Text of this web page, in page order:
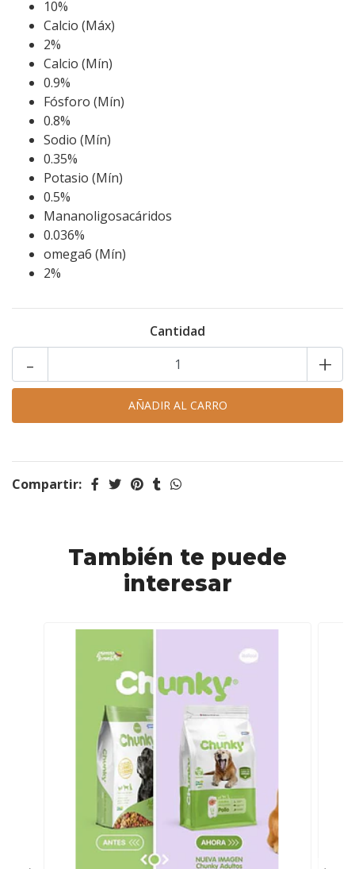
10%
Calcio (Máx)
2%
Calcio (Mín)
0.9%
Fósforo (Mín)
0.8%
Sodio (Mín)
0.35%
Potasio (Mín)
0.5%
Mananoligosacáridos
0.036%
omega6 (Mín)
2%
Cantidad
- +
Compartir:
También te puede
interesar